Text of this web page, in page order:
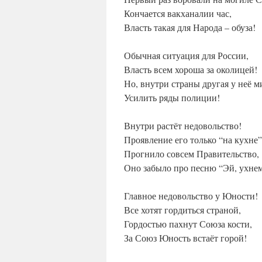
Кончается вакханалии час,
Власть такая для Народа – обуза!
Обычная ситуация для России,
Власть всем хороша за околицей!
Но, внутри страны другая у неё
Усилить ряды полиции!
Внутри растёт недовольство!
Проявление его только “на
Прогнило совсем Правительство,
Оно забыло про песню “Эй,
Главное недовольство у Юности!
Все хотят гордиться страной,
Гордостью пахнут Союза кости,
За Союз Юность встаёт горой!